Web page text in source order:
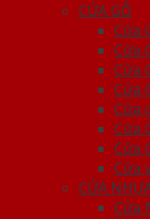
CỬA GỖ
Cửa
Cửa
Cửa
Cửa
Cửa
Cửa
Cửa
Cửa
CỬA
Cửa